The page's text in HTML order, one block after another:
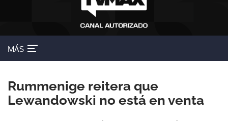
MÁS
Rummenige reitera que
Lewandowski no está en venta